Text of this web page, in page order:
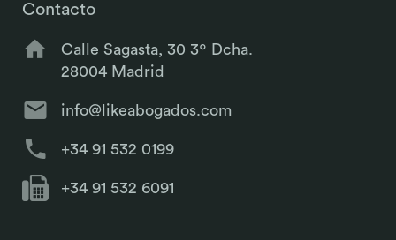
Contacto
Calle Sagasta, 30 3º Dcha.
28004 Madrid
info@likeabogados.com
+34 91 532 0199
+34 91 532 6091